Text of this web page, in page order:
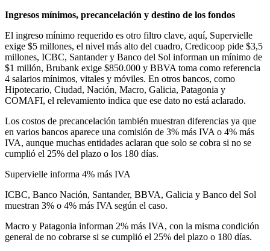
Ingresos mínimos, precancelación y destino de los fondos
El ingreso mínimo requerido es otro filtro clave, aquí, Supervielle
exige $5 millones, el nivel más alto del cuadro, Credicoop pide $3,5
millones, ICBC, Santander y Banco del Sol informan un mínimo de
$1 millón, Brubank exige $850.000 y BBVA toma como referencia
4 salarios mínimos, vitales y móviles. En otros bancos, como
Hipotecario, Ciudad, Nación, Macro, Galicia, Patagonia y
COMAFI, el relevamiento indica que ese dato no está aclarado.
Los costos de precancelación también muestran diferencias ya que
en varios bancos aparece una comisión de 3% más IVA o 4% más
IVA, aunque muchas entidades aclaran que solo se cobra si no se
cumplió el 25% del plazo o los 180 días.
Supervielle informa 4% más IVA
ICBC, Banco Nación, Santander, BBVA, Galicia y Banco del Sol
muestran 3% o 4% más IVA según el caso.
Macro y Patagonia informan 2% más IVA, con la misma condición
general de no cobrarse si se cumplió el 25% del plazo o 180 días.